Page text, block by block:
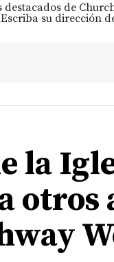
destacados de
su dirección
la
otros